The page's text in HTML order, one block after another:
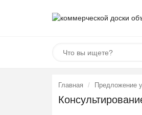
Главная Предложение